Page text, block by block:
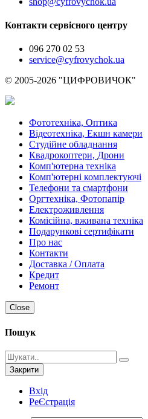
Контакти сервісного центру
096 270 02 53
service@cyfrovychok.ua
© 2005-2026 "ЦИФРОВИЧОК"
Фототехніка, Оптика
Відеотехніка, Екшн камери
Студійне обладнання
Квадрокоптери, Дрони
Комп'ютерна техніка
Комп'ютерні комплектуючі
Телефони та смартфони
Оргтехніка, Фотопапір
Електроживлення
Комісійна, вживана техніка
Подарункові сертифікати
Про нас
Контакти
Доставка / Оплата
Кредит
Ремонт
Close
Пошук
Закрити
Вхід
РеЄстрація